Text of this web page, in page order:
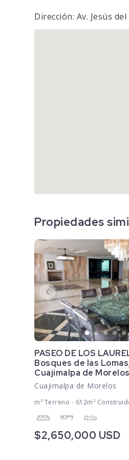
Dirección: Av. Jesús
Propiedades
PASEO DE LOS
Bosques de las
Cuajimalpa de
Cuajimalpa de Morelos
m² Terreno - 612m²
$2,650,000 USD